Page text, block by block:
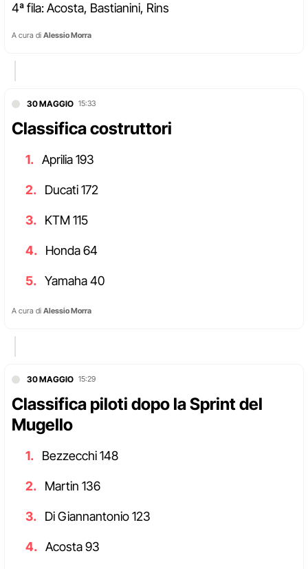
4ª fila: Acosta, Bastianini, Rins
A cura di Alessio Morra
30 MAGGIO 15:33
Classifica costruttori
Aprilia 193
Ducati 172
KTM 115
Honda 64
Yamaha 40
A cura di Alessio Morra
30 MAGGIO 15:29
Classifica piloti dopo la Sprint del
Mugello
Bezzecchi 148
Martin 136
Di Giannantonio 123
Acosta 93